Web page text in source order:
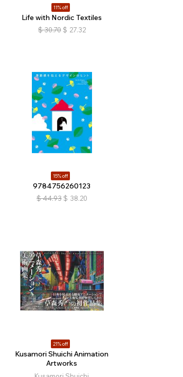
11% off
Life with Nordic Textiles
$ 30.70 $ 27.32
15% off
9784756260123
$ 44.93 $ 38.20
21% off
Kusamori Shuichi Animation
Artworks